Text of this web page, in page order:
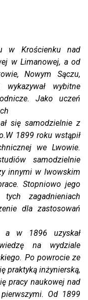
w Krościenku nad
w Limanowej, a od
Nowym Sączu,
wybitne
Jako uczeń
się samodzielnie z
1899 roku wstąpił
we Lwowie.
samodzielnie
innymi w lwowskim
Stopniowo jego
zagadnieniach
dla zastosowań
a w 1896 uzyskał
na wydziale
Po powrocie ze
praktyką inżynierską,
pracy naukowej nad
Od 1899